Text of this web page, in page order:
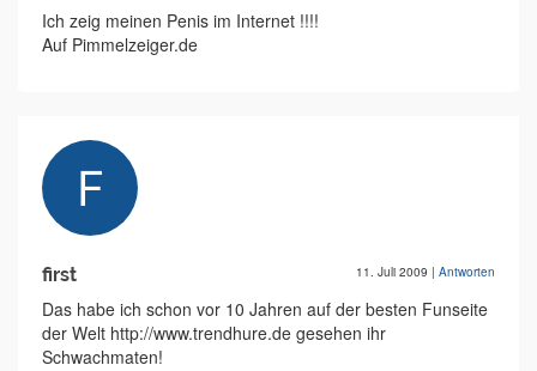
Ich zeig meinen Penis im Internet !!!!
Auf Pimmelzeiger.de
first 11. Juli 2009 | Antworten
Das habe ich schon vor 10 Jahren auf der besten Funseite
der Welt http://www.trendhure.de gesehen ihr
Schwachmaten!